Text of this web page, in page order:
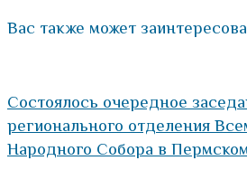
Вас также может
Состоялось очередное
регионального отделения
Народного Собора в